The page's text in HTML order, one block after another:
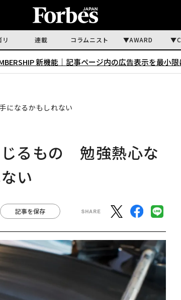
リ 連載 コラムニスト AWARD
新機能｜ 記事ページ内の広告表示を最小
になるかもしれない
るもの 勉強熱心な
い
記事を保存